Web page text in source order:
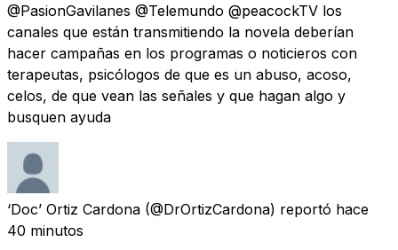
@PasionGavilanes @Telemundo @peacockTV los
canales que están transmitiendo la novela deberían
hacer campañas en los programas o noticieros con
terapeutas, psicólogos de que es un abuso, acoso,
celos, de que vean las señales y que hagan algo y
busquen ayuda
‘Doc’ Ortiz Cardona (@DrOrtizCardona) reportó hace
40 minutos